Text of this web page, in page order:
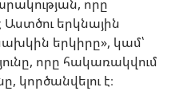
որը
երկնային
երկիրը», կամ՝
որը հակառակվում
կործանվելու է։